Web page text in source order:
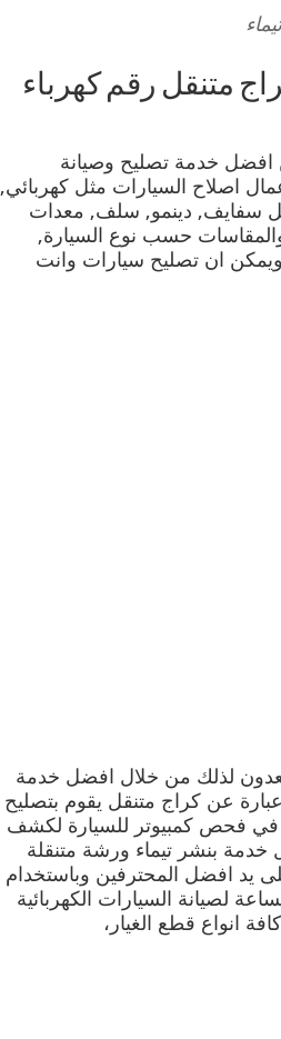
خدمة بنشر تيماء 99009551 كراج متنقل رقم كهرباء
خدمة تصليح وصيانة
اصلاح السيارات مثل كهربائي,
سفايف, دينمو, سلف, معدات
حسب نوع السيارة,
ان تصليح سيارات وانت
لذلك من خلال افضل خدمة
عن كراج متنقل يقوم بتصليح
فحص كمبيوتر للسيارة لكشف
خدمة بنشر تيماء ورشة متنقلة
يد افضل المحترفين وباستخدام
لصيانة السيارات الكهربائية
انواع قطع الغيار،